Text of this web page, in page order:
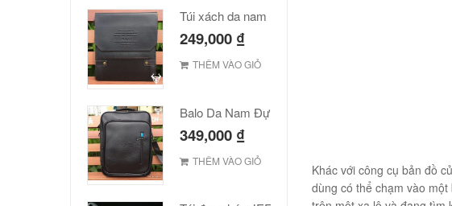
249,000 ₫
THÊM VÀO GIỎ
Balo Da Nam Đựng Laptop Đẹp Giá Rẻ
349,000 ₫
THÊM VÀO GIỎ
Khác với công cụ bản đồ
dùng có thể chạm vào